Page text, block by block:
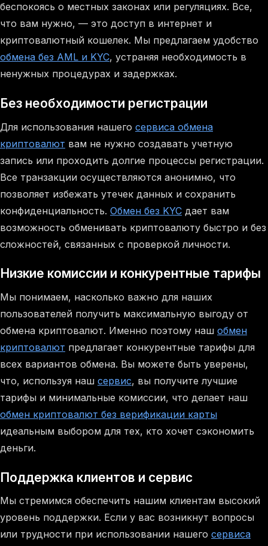
беспокоясь о местных законах или регуляциях. Все,
что вам нужно, — это доступ в интернет и
криптовалютный кошелек. Мы предлагаем удобство
обмена без AML и KYC, устраняя необходимость в
ненужных процедурах и задержках.
Без необходимости регистрации
Для использования нашего сервиса обмена
криптовалют вам не нужно создавать учетную
запись или проходить долгие процессы регистрации.
Все транзакции осуществляются анонимно, что
позволяет избежать утечек данных и сохранить
конфиденциальность. Обмен без KYC дает вам
возможность обменивать криптовалюту быстро и без
сложностей, связанных с проверкой личности.
Низкие комиссии и конкурентные тарифы
Мы понимаем, насколько важно для наших
пользователей получить максимальную выгоду от
обмена криптовалют. Именно поэтому наш обмен
криптовалют предлагает конкурентные тарифы для
всех вариантов обмена. Вы можете быть уверены,
что, используя наш сервис, вы получите лучшие
тарифы и минимальные комиссии, что делает наш
обмен криптовалют без верификации карты
идеальным выбором для тех, кто хочет сэкономить
деньги.
Поддержка клиентов и сервис
Мы стремимся обеспечить нашим клиентам высокий
уровень поддержки. Если у вас возникнут вопросы
или трудности при использовании нашего сервиса